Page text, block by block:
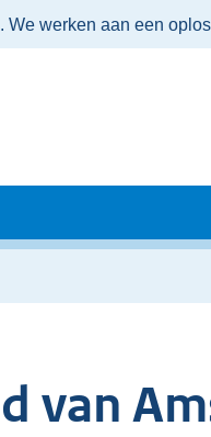
werken aan een
van